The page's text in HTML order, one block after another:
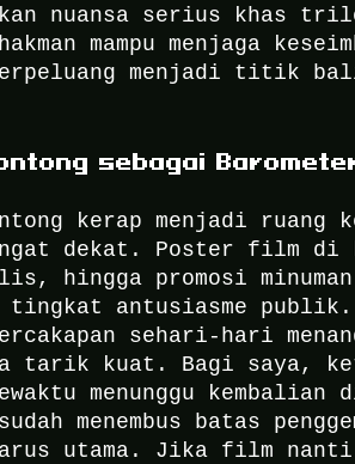
nuansa serius khas
mampu menjaga
menjadi titik
sebagai
kerap menjadi ruang
dekat. Poster film di
hingga promosi
tingkat antusiasme
sehari-hari
tarik kuat. Bagi saya,
menunggu
menembus batas
arus utama. Jika film nanti